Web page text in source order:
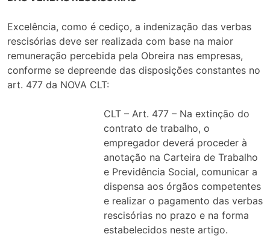
Excelência, como é cediço, a indenização das verbas
rescisórias deve ser realizada com base na maior
remuneração percebida pela Obreira nas empresas,
conforme se depreende das disposições constantes no
art. 477 da NOVA CLT:
CLT – Art. 477 – Na extinção do
contrato de trabalho, o
empregador deverá proceder à
anotação na Carteira de Trabalho
e Previdência Social, comunicar a
dispensa aos órgãos competentes
e realizar o pagamento das verbas
rescisórias no prazo e na forma
estabelecidos neste artigo.